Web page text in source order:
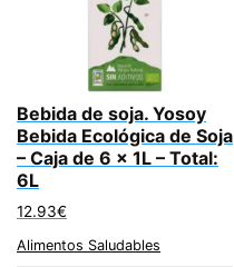
Bebida de soja. Yosoy
Bebida Ecológica de Soja
– Caja de 6 x 1L – Total:
6L
12.93€
Alimentos Saludables